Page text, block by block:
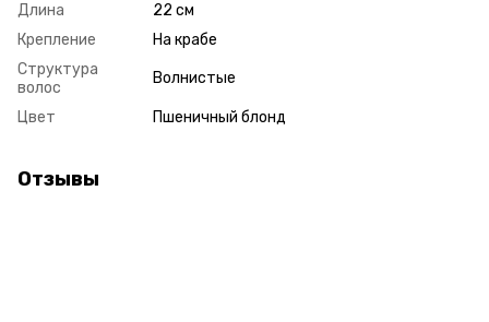
Длина
22 см
Крепление
На крабе
Структура
волос
Волнистые
Цвет Пшеничный блонд
Отзывы